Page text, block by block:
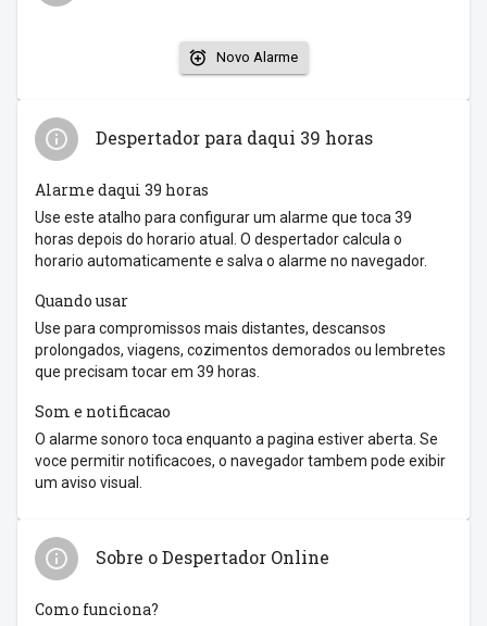
Novo Alarme
Despertador para daqui 39 horas
Alarme daqui 39 horas
Use este atalho para configurar um alarme que toca 39
horas depois do horario atual. O despertador calcula o
horario automaticamente e salva o alarme no navegador.
Quando usar
Use para compromissos mais distantes, descansos
prolongados, viagens, cozimentos demorados ou lembretes
que precisam tocar em 39 horas.
Som e notificacao
O alarme sonoro toca enquanto a pagina estiver aberta. Se
voce permitir notificacoes, o navegador tambem pode exibir
um aviso visual.
Sobre o Despertador Online
Como funciona?